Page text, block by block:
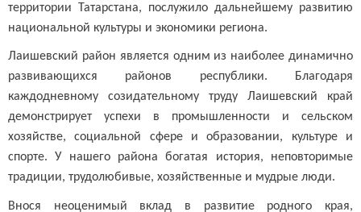
территории Татарстана, послужило дальнейшему развитию
национальной культуры и экономики региона.
Лаишевский район является одним из наиболее динамично
развивающихся районов республики. Благодаря
каждодневному созидательному труду Лаишевский край
демонстрирует успехи в промышленности и сельском
хозяйстве, социальной сфере и образовании, культуре и
спорте. У нашего района богатая история, неповторимые
традиции, трудолюбивые, хозяйственные и мудрые люди.
Внося неоценимый вклад в развитие родного края,